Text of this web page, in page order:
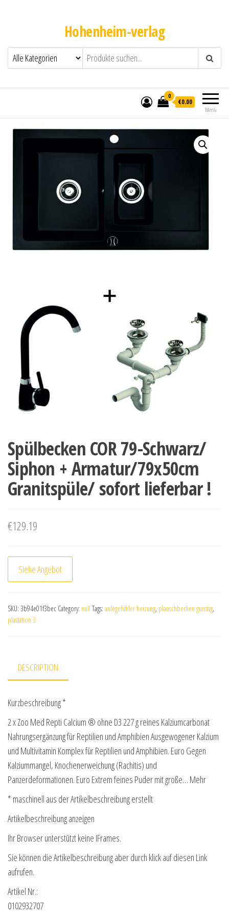
Hohenheim-verlag
Menü
0
€0.00
Spülbecken COR 79-Schwarz/
Siphon + Armatur/79x50cm
Granitspüle/ sofort lieferbar !
€129.19
Siehe Angebot
SKU: 3b94e01f3bec Category: null Tags: anlegefühler heizung, planschbecken günstig,
plastation 3
DESCRIPTION
Kurzbeschreibung *
2 x Zoo Med Repti Calcium ® ohne D3 227 g reines Kalziumcarbonat
Nahrungsergänzung für Reptilien und Amphibien Ausgewogener Kalzium
und Multivitamin Komplex für Reptilien und Amphibien. Euro Gegen
Kalziummangel, Knochenerweichung (Rachitis) und
Panzerdeformationen. Euro Extrem feines Puder mit große… Mehr
* maschinell aus der Artikelbeschreibung erstellt
Artikelbeschreibung anzeigen
Ihr Browser unterstützt keine IFrames.
Sie können die Artikelbeschreibung aber durch klick auf diesen Link
aufrufen.
Artikel Nr.:
0102932707